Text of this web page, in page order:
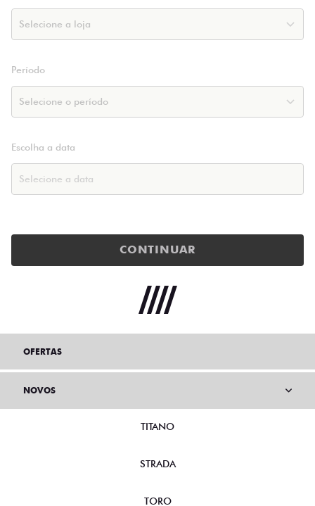
Período
Escolha a data
CONTINUAR
OFERTAS
NOVOS
TITANO
STRADA
TORO